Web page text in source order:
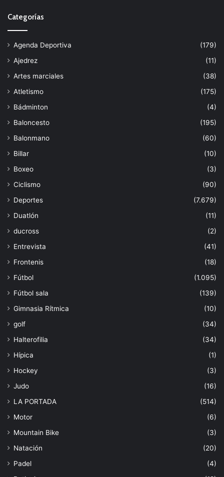
Categorías
Agenda Deportiva
(179)
Ajedrez
(11)
Artes marciales
(38)
Atletismo
(175)
Bádminton
(4)
Baloncesto
(195)
Balonmano
(60)
Billar
(10)
Boxeo
(3)
Ciclismo
(90)
Deportes
(7.679)
Duatlón
(11)
ducross
(2)
Entrevista
(41)
Frontenis
(18)
Fútbol
(1.095)
Fútbol sala
(139)
Gimnasia Rítmica
(10)
golf
(34)
Halterofilia
(34)
Hípica
(1)
Hockey
(3)
Judo
(16)
LA PORTADA
(514)
Motor
(6)
Mountain Bike
(3)
Natación
(20)
Padel
(4)